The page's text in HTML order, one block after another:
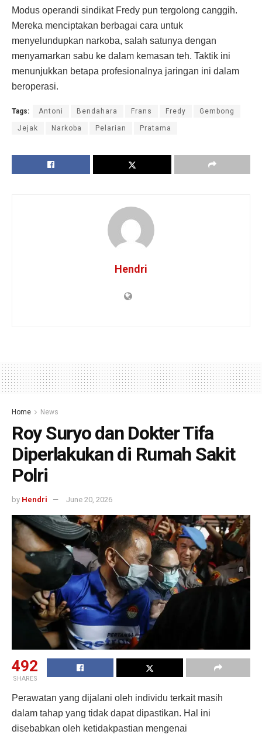
Modus operandi sindikat Fredy pun tergolong canggih.
Mereka menciptakan berbagai cara untuk
menyelundupkan narkoba, salah satunya dengan
menyamarkan sabu ke dalam kemasan teh. Taktik ini
menunjukkan betapa profesionalnya jaringan ini dalam
beroperasi.
Tags: Antoni Bendahara Frans Fredy Gembong
Jejak Narkoba Pelarian Pratama
Hendri
Home News
Roy Suryo dan Dokter Tifa
Diperlakukan di Rumah Sakit
Polri
by Hendri June 20, 2026
492
SHARES
Perawatan yang dijalani oleh individu terkait masih
dalam tahap yang tidak dapat dipastikan. Hal ini
disebabkan oleh ketidakpastian mengenai